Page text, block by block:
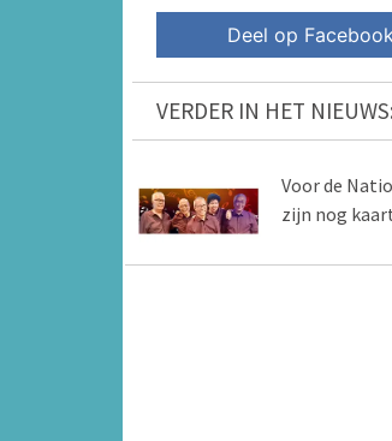
Deel op
VERDER IN HET NIEUWS:
Voor de
zijn nog